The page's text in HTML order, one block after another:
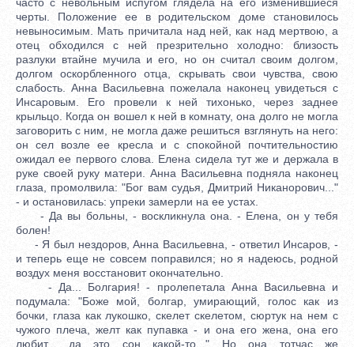
черты. Положение ее в родительском доме становилось
невыносимым. Мать причитала над ней, как над мертвою, а
отец обходился с ней презрительно холодно: близость
разлуки втайне мучила и его, но он считал своим долгом,
долгом оскорбленного отца, скрывать свои чувства, свою
слабость. Анна Васильевна пожелала наконец увидеться с
Инсаровым. Его провели к ней тихонько, через заднее
крыльцо. Когда он вошел к ней в комнату, она долго не могла
заговорить с ним, не могла даже решиться взглянуть на него:
он сел возле ее кресла и с спокойной почтительностию
ожидал ее первого слова. Елена сидела тут же и держала в
руке своей руку матери. Анна Васильевна подняла наконец
глаза, промолвила: "Бог вам судья, Дмитрий Никанорович..."
- и остановилась: упреки замерли на ее устах.
- Да вы больны, - воскликнула она. - Елена, он у тебя
болен!
- Я был нездоров, Анна Васильевна, - ответил Инсаров, -
и теперь еще не совсем поправился; но я надеюсь, родной
воздух меня восстановит окончательно.
- Да... Болгария! - пролепетала Анна Васильевна и
подумала: "Боже мой, болгар, умирающий, голос как из
бочки, глаза как лукошко, скелет скелетом, сюртук на нем с
чужого плеча, желт как пупавка - и она его жена, она его
любит... да это сон какой-то..." Но она тотчас же